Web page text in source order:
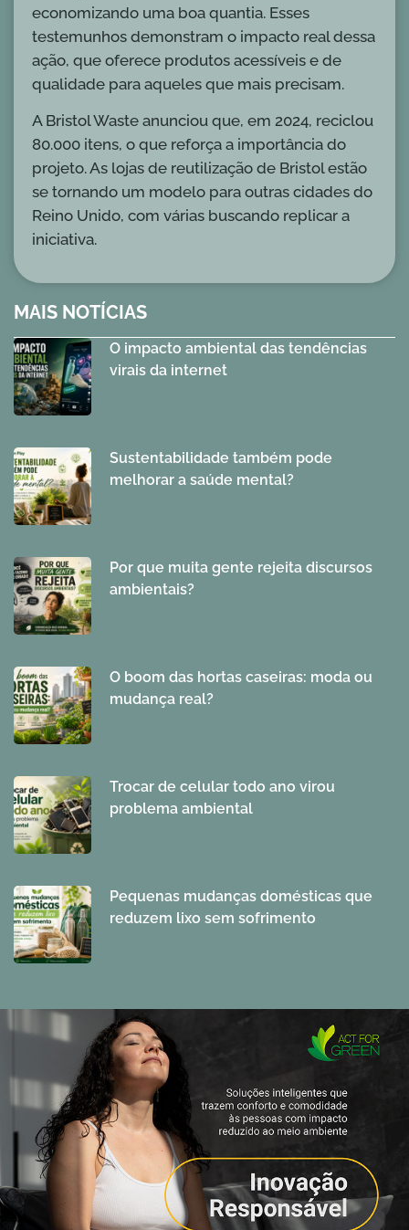
MAIS NOTÍCIAS
O impacto ambiental das tendências
virais da internet
Sustentabilidade também pode
melhorar a saúde mental?
Por que muita gente rejeita discursos
ambientais?
O boom das hortas caseiras: moda ou
mudança real?
Trocar de celular todo ano virou
problema ambiental
Pequenas mudanças domésticas que
reduzem lixo sem sofrimento
economizando uma boa quantia. Esses
testemunhos demonstram o impacto real dessa
ação, que oferece produtos acessíveis e de
qualidade para aqueles que mais precisam.
A Bristol Waste anunciou que, em 2024, reciclou
80.000 itens, o que reforça a importância do
projeto. As lojas de reutilização de Bristol estão
se tornando um modelo para outras cidades do
Reino Unido, com várias buscando replicar a
iniciativa.